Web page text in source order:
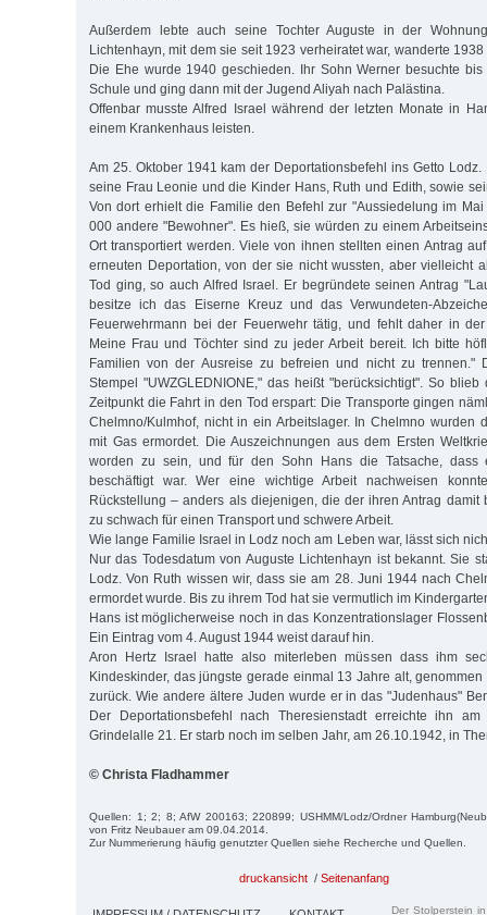
Außerdem lebte auch seine Tochter Auguste in der
Lichtenhayn, mit dem sie seit 1923 verheiratet war, wanderte
Die Ehe wurde 1940 geschieden. Ihr Sohn Werner besuchte
Schule und ging dann mit der Jugend Aliyah nach Palästina.
Offenbar musste Alfred Israel während der letzten Monate in
einem Krankenhaus leisten.
Am 25. Oktober 1941 kam der Deportationsbefehl ins Getto Lodz.
seine Frau Leonie und die Kinder Hans, Ruth und Edith, sowie
Von dort erhielt die Familie den Befehl zur "Aussiedelung im
000 andere "Bewohner". Es hieß, sie würden zu einem
Ort transportiert werden. Viele von ihnen stellten einen Antrag
erneuten Deportation, von der sie nicht wussten, aber vielleicht
Tod ging, so auch Alfred Israel. Er begründete seinen Antrag
besitze ich das Eiserne Kreuz und das Verwundeten-
Feuerwehrmann bei der Feuerwehr tätig, und fehlt daher in der
Meine Frau und Töchter sind zu jeder Arbeit bereit. Ich bitte
Familien von der Ausreise zu befreien und nicht zu trennen."
Stempel "UWZGLEDNIONE," das heißt "berücksichtigt". So
Zeitpunkt die Fahrt in den Tod erspart: Die Transporte gingen
Chelmno/Kulmhof, nicht in ein Arbeitslager. In Chelmno wurden
mit Gas ermordet. Die Auszeichnungen aus dem Ersten
worden zu sein, und für den Sohn Hans die Tatsache, dass
beschäftigt war. Wer eine wichtige Arbeit nachweisen
Rückstellung – anders als diejenigen, die der ihren Antrag damit
zu schwach für einen Transport und schwere Arbeit.
Wie lange Familie Israel in Lodz noch am Leben war, lässt sich
Nur das Todesdatum von Auguste Lichtenhayn ist bekannt. Sie
Lodz. Von Ruth wissen wir, dass sie am 28. Juni 1944 nach
ermordet wurde. Bis zu ihrem Tod hat sie vermutlich im
Hans ist möglicherweise noch in das Konzentrationslager
Ein Eintrag vom 4. August 1944 weist darauf hin.
Aron Hertz Israel hatte also miterleben müssen dass ihm
Kindeskinder, das jüngste gerade einmal 13 Jahre alt,
zurück. Wie andere ältere Juden wurde er in das "Judenhaus"
Der Deportationsbefehl nach Theresienstadt erreichte ihn
Grindelalle 21. Er starb noch im selben Jahr, am 26.10.1942, in
© Christa Fladhammer
Quellen: 1; 2; 8; AfW 200163; 220899; USHMM/Lodz/Ordner
von Fritz Neubauer am 09.04.2014.
Zur Nummerierung häufig genutzter Quellen siehe Recherche und Quellen.
druckansicht / Seitenanfang
Der Stolperstein